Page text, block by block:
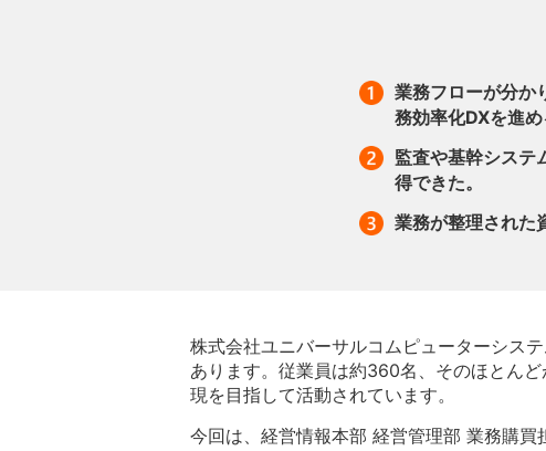
業務フローが分か
務効率化DXを進め
監査や基幹システ
得できた。
業務が整理された
株式会社ユニバーサルコムピューターシス
あります。従業員は約360名、そのほとん
現を目指して活動されています。
今回は、経営情報本部 経営管理部 業務購買